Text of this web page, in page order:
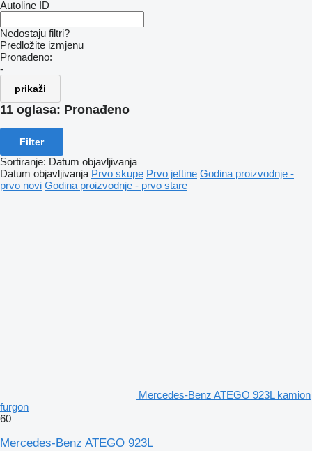
Autoline ID
Nedostaju filtri?
Predložite izmjenu
Pronađeno:
-
prikaži
11 oglasa: Pronađeno
Filter
Sortiranje: Datum objavljivanja
Datum objavljivanja Prvo skupe Prvo jeftine Godina proizvodnje -
prvo novi Godina proizvodnje - prvo stare
Mercedes-Benz ATEGO 923L kamion
furgon
60
Mercedes-Benz ATEGO 923L